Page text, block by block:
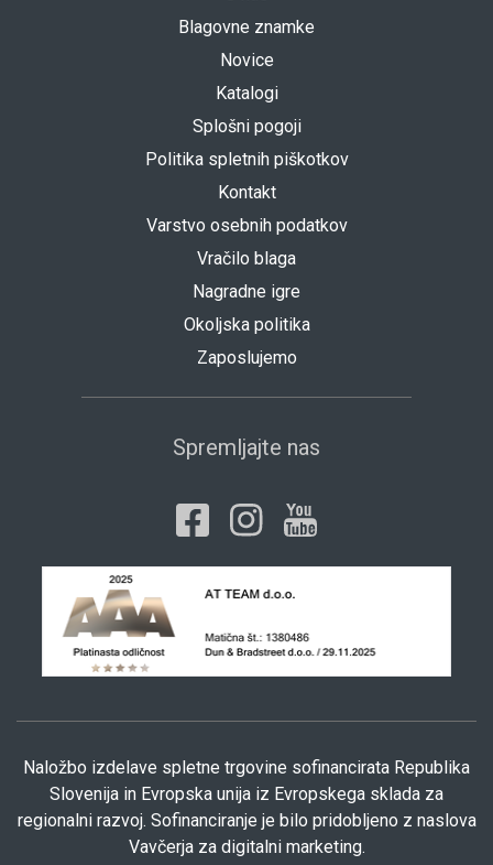
Blagovne znamke
Novice
Katalogi
Splošni pogoji
Politika spletnih piškotkov
Kontakt
Varstvo osebnih podatkov
Vračilo blaga
Nagradne igre
Okoljska politika
Zaposlujemo
Spremljajte nas
Naložbo izdelave spletne trgovine sofinancirata Republika
Slovenija in Evropska unija iz Evropskega sklada za
regionalni razvoj. Sofinanciranje je bilo pridobljeno z naslova
Vavčerja za digitalni marketing.